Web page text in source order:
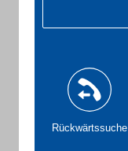
Rückwärtssuche